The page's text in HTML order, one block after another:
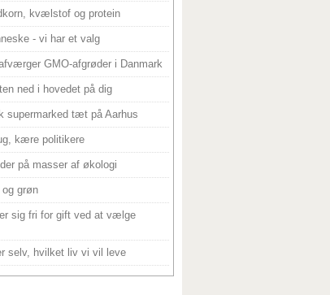
kvælstof og protein
- vi har et valg
GMO-afgrøder i Danmark
ned i hovedet på dig
supermarked tæt på Aarhus
kære politikere
på masser af økologi
og grøn
sig fri for gift ved at vælge
selv, hvilket liv vi vil leve